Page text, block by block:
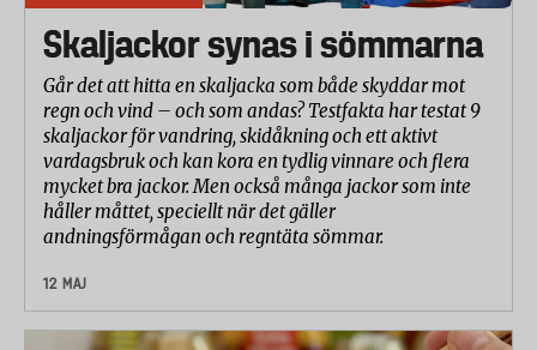
Skaljackor synas i sömmarna
Går det att hitta en skaljacka som både skyddar mot
regn och vind – och som andas? Testfakta har testat 9
skaljackor för vandring, skidåkning och ett aktivt
vardagsbruk och kan kora en tydlig vinnare och flera
mycket bra jackor. Men också många jackor som inte
håller måttet, speciellt när det gäller
andningsförmågan och regntäta sömmar.
12 MAJ